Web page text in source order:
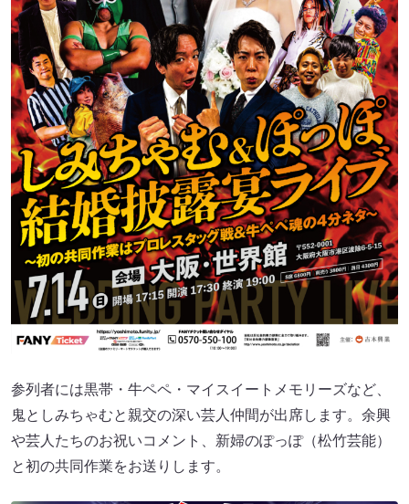
参列者には黒帯・牛ペペ・マイスイートメモリーズなど、
鬼としみちゃむと親交の深い芸人仲間が出席します。余興
や芸人たちのお祝いコメント、新婦のぽっぽ（松竹芸能）
と初の共同作業をお送りします。